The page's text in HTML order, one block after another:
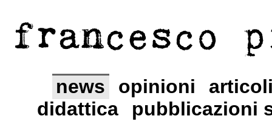
francesco
news opinioni
didattica
pubblicazioni